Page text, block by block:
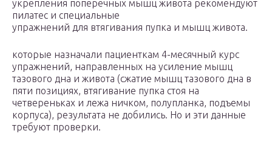
укрепления поперечных мышц живота рекомендуют
пилатес и специальные
упражнений для втягивания пупка и мышц живота.
которые назначали пациенткам 4-месячный курс
упражнений, направленных на усиление мышц
тазового дна и живота (сжатие мышц тазового дна в
пяти позициях, втягивание пупка стоя на
четвереньках и лежа ничком, полупланка, подъемы
корпуса), результата не добились. Но и эти данные
требуют проверки.